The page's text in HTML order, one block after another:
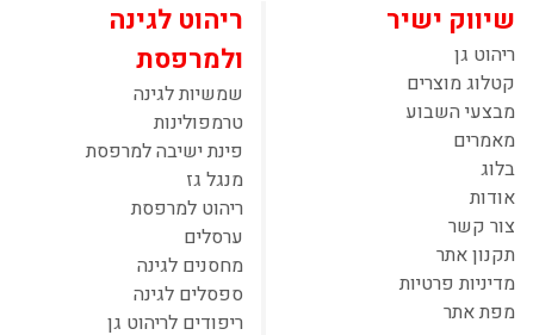
שיווק ישיר
ריהוט גן
קטלוג מוצרים
מבצעי השבוע
מאמרים
בלוג
אודות
צור קשר
תקנון אתר
מדיניות פרטיות
מפת אתר
ריהוט לגינה
ולמרפסת
שמשיות לגינה
טרמפולינות
פינת ישיבה למרפסת
מנגל גז
ריהוט למרפסת
ערסלים
מחסנים לגינה
ספסלים לגינה
ריפודים לריהוט גן